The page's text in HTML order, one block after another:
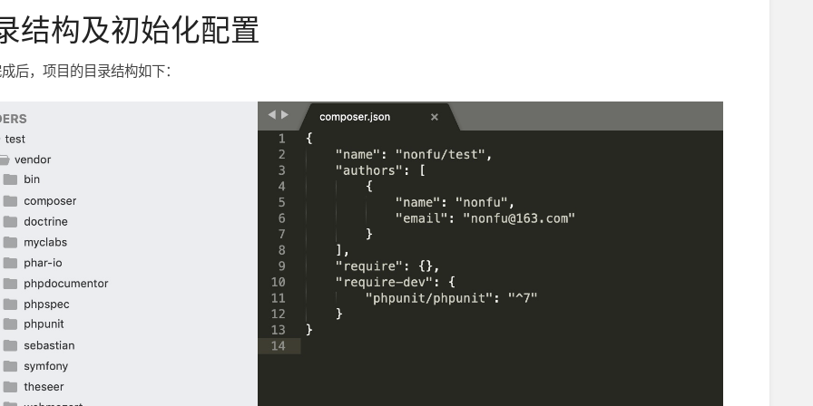
结构及初始化配置
后，项目的目录结构如下：